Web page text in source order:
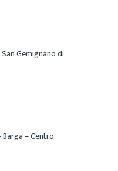
Gemignano di
– Centro